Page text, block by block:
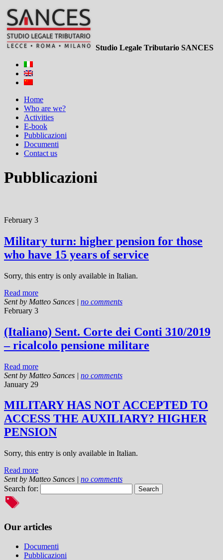
Studio Legale Tributario SANCES
Home
Who are we?
Activities
E-book
Pubblicazioni
Documenti
Contact us
Pubblicazioni
February 3
Military turn: higher pension for those
who have 15 years of service
Sorry, this entry is only available in Italian.
Read more
Sent by Matteo Sances | no comments
February 3
(Italiano) Sent. Corte dei Conti 310/2019
– ricalcolo pensione militare
Read more
Sent by Matteo Sances | no comments
January 29
MILITARY HAS NOT ACCEPTED TO
ACCESS THE AUXILIARY? HIGHER
PENSION
Sorry, this entry is only available in Italian.
Read more
Sent by Matteo Sances | no comments
Search for:
Our articles
Documenti
Pubblicazioni